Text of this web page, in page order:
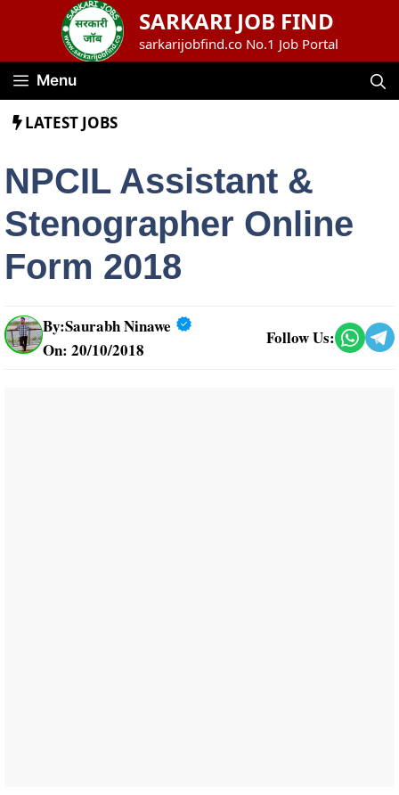
SARKARI JOB FIND
sarkarijobfind.co No.1 Job Portal
Menu
LATEST JOBS
NPCIL Assistant &
Stenographer Online
Form 2018
By:Saurabh Ninawe
On: 20/10/2018
Follow Us: